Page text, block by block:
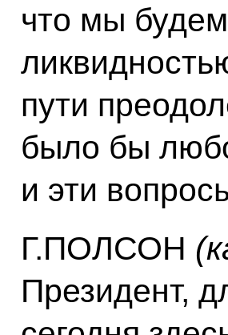
что мы
пути
было бы
и эти
Г.ПОЛСОН
Президент,